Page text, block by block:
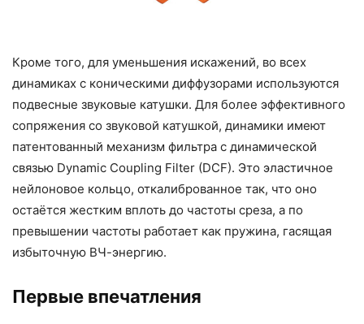
Кроме того, для уменьшения искажений, во всех
динамиках с коническими диффузорами используются
подвесные звуковые катушки. Для более эффективного
сопряжения со звуковой катушкой, динамики имеют
патентованный механизм фильтра с динамической
связью Dynamic Coupling Filter (DCF). Это эластичное
нейлоновое кольцо, откалиброванное так, что оно
остаётся жестким вплоть до частоты среза, а по
превышении частоты работает как пружина, гасящая
избыточную ВЧ-энергию.
Первые впечатления